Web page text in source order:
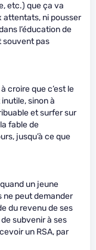
etc.) que ça va
attentats, ni pousser
l’éducation de
souvent pas
croire que c’est le
sinon à
et surfer sur
fable de
jusqu’à ce que
un jeune
ne peut demander
du revenu de ses
subvenir à ses
un RSA, par